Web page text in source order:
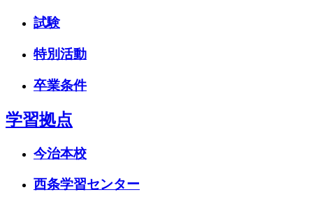
試験
特別活動
卒業条件
学習拠点
今治本校
西条学習センター